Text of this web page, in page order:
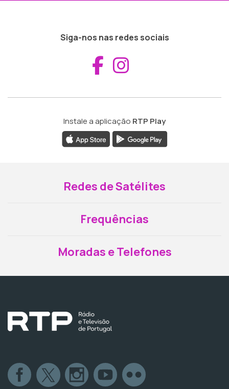
Siga-nos nas redes sociais
Aceder ao
Instale a aplicação RTP Play
Redes de Satélites
Frequências
Moradas e Telefones